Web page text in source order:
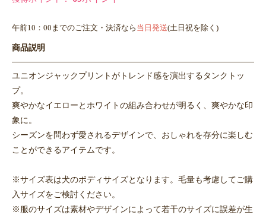
午前10：00までのご注文・決済なら 当日発送(土日祝を除く)
商品説明
ユニオンジャックプリントがトレンド感を演出するタンクトッ
プ。
爽やかなイエローとホワイトの組み合わせが明るく、爽やかな印
象に。
シーズンを問わず愛されるデザインで、おしゃれを存分に楽しむ
ことができるアイテムです。
※サイズ表は犬のボディサイズとなります。毛量も考慮してご購
入サイズをご検討ください。
※服のサイズは素材やデザインによって若干のサイズに誤差が生